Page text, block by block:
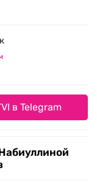
в Telegram